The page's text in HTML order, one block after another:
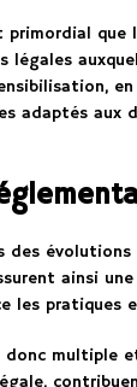
que
en
adaptés aux
des
ainsi
les pratiques
donc multiple